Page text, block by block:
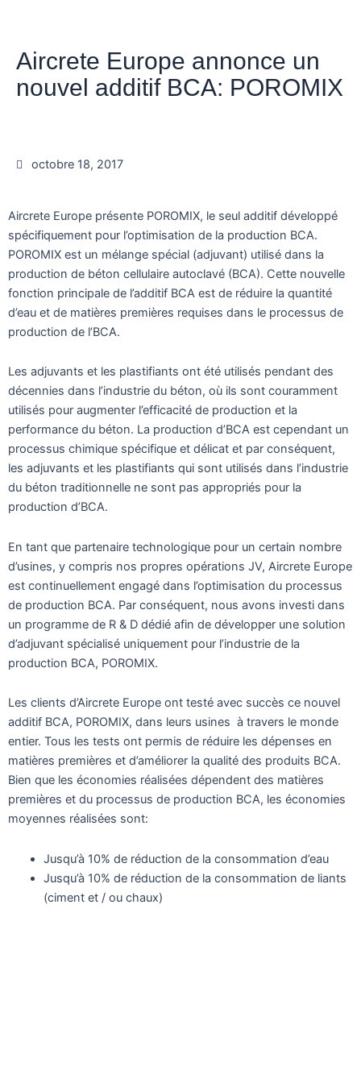
Aircrete Europe annonce un
nouvel additif BCA: POROMIX
octobre 18, 2017
Aircrete Europe présente POROMIX, le seul additif développé
spécifiquement pour l’optimisation de la production BCA.
POROMIX est un mélange spécial (adjuvant) utilisé dans la
production de béton cellulaire autoclavé (BCA). Cette nouvelle
fonction principale de l’additif BCA est de réduire la quantité
d’eau et de matières premières requises dans le processus de
production de l’BCA.
Les adjuvants et les plastifiants ont été utilisés pendant des
décennies dans l’industrie du béton, où ils sont couramment
utilisés pour augmenter l’efficacité de production et la
performance du béton. La production d’BCA est cependant un
processus chimique spécifique et délicat et par conséquent,
les adjuvants et les plastifiants qui sont utilisés dans l’industrie
du béton traditionnelle ne sont pas appropriés pour la
production d’BCA.
En tant que partenaire technologique pour un certain nombre
d’usines, y compris nos propres opérations JV, Aircrete Europe
est continuellement engagé dans l’optimisation du processus
de production BCA. Par conséquent, nous avons investi dans
un programme de R & D dédié afin de développer une solution
d’adjuvant spécialisé uniquement pour l’industrie de la
production BCA, POROMIX.
Les clients d’Aircrete Europe ont testé avec succès ce nouvel
additif BCA, POROMIX, dans leurs usines à travers le monde
entier. Tous les tests ont permis de réduire les dépenses en
matières premières et d’améliorer la qualité des produits BCA.
Bien que les économies réalisées dépendent des matières
premières et du processus de production BCA, les économies
moyennes réalisées sont:
Jusqu’à 10% de réduction de la consommation d’eau
Jusqu’à 10% de réduction de la consommation de liants
(ciment et / ou chaux)